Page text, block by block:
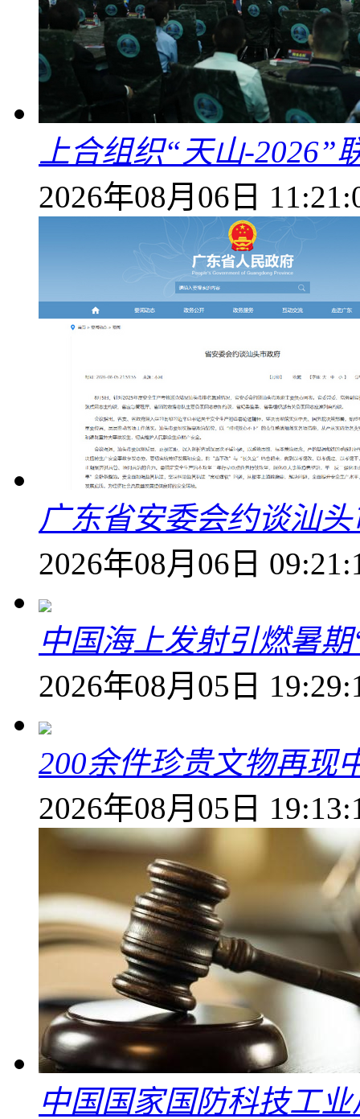
上合组织“天山-2026”
2026年08月06日
广东省安委会约谈汕
2026年08月06日
中国海上发射引燃暑
2026年08月05日
200余件珍贵文物再现
2026年08月05日
中国国家国防科技工